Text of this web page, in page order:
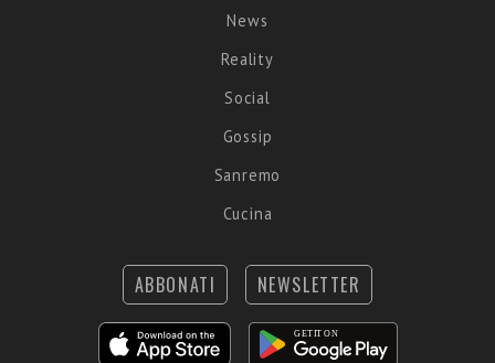
News
Reality
Social
Gossip
Sanremo
Cucina
ABBONATI NEWSLETTER